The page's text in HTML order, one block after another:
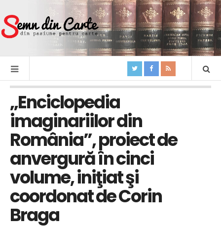
„Enciclopedia
imaginariilor din
România”, proiect de
anvergură în cinci
volume, iniţiat şi
coordonat de Corin
Braga